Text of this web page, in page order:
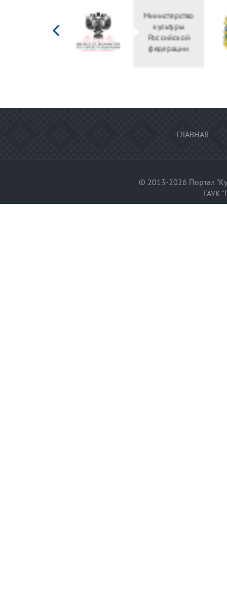
Министерство
культуры
Российской
федерации
ГЛАВНАЯ
© 2013-2026 Портал
ГАУК